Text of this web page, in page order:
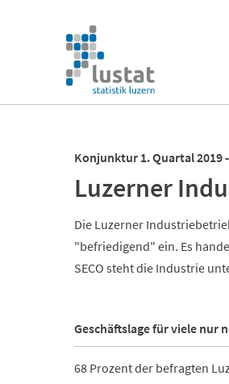
überspringen
Navigation
überspringen
Konjunktur 1. Quartal 2019
Luzerner
Die Luzerner
"befriedigend" ein. Es
SECO steht die Industrie
Geschäftslage für viele nur
68 Prozent der befragten